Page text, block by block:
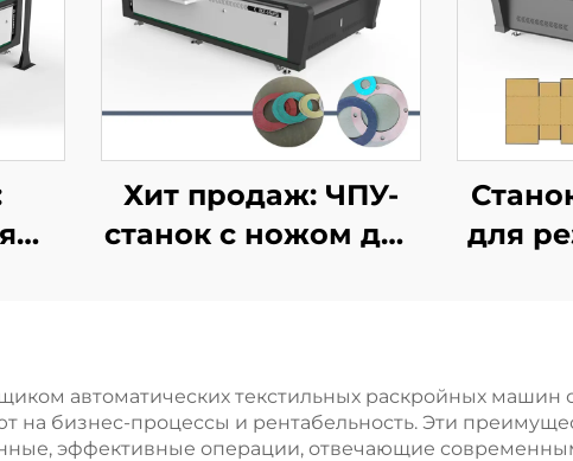
Хит продаж: ЧПУ-
станок с ножом для
прокладок и
поролона
для
автоматических текстильных раскройных
на бизнес-процессы и рентабельность. Эти
эффективные операции, отвечающие